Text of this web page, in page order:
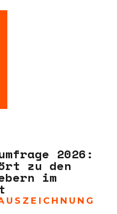
2026:
zu den
im